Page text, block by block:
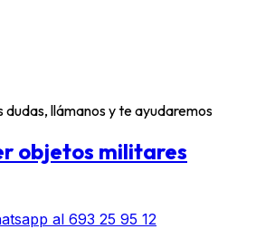
dudas, llámanos y te ayudaremos
objetos militares
al 693 25 95 12